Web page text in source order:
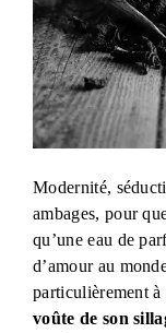
Modernité,
ambages, pour
qu’une eau de
d’amour au
particulièrement à
voûte de son